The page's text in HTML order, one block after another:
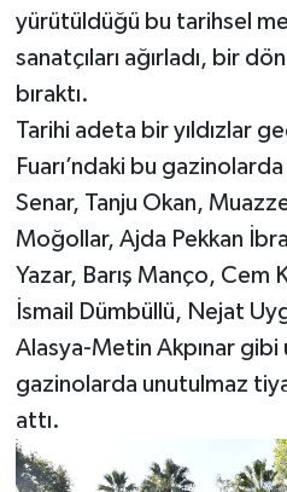
yürütüldüğü bu tarihsel
sanatçıları ağırladı, bir
bıraktı.
Tarihi adeta bir yıldızlar
Fuarı’ndaki bu
Senar, Tanju Okan,
Moğollar, Ajda Pekkan
Yazar, Barış Manço, Cem
İsmail Dümbüllü, Nejat
Alasya-Metin Akpınar gibi
gazinolarda unutulmaz
attı.